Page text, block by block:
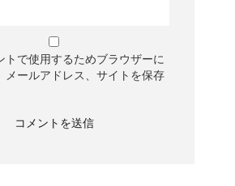
トで使用するためブラウザーに
メールアドレス、サイトを保存